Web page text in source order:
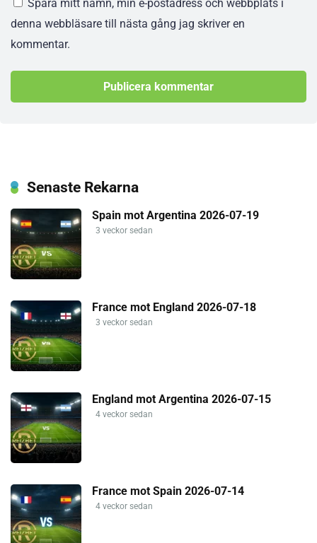
Spara mitt namn, min e-postadress och webbplats i
denna webbläsare till nästa gång jag skriver en
kommentar.
Senaste Rekarna
Spain mot Argentina 2026-07-19
3 veckor sedan
France mot England 2026-07-18
3 veckor sedan
England mot Argentina 2026-07-15
4 veckor sedan
France mot Spain 2026-07-14
4 veckor sedan